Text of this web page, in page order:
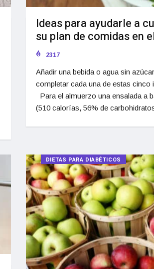
Ideas para ayudarle a
su plan de comidas en
2317
Añadir una bebida o agua sin
completar cada una de estas cinco
Para el almuerzo una ensalada a
(510 calorías, 56% de
DIETAS PARA DIABÉTICOS